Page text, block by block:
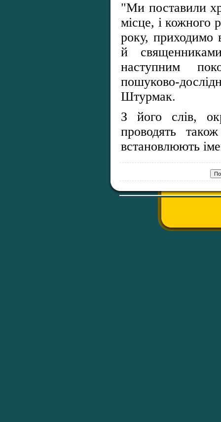
"Ми поставили
місце, і кожного
року, приходимо
й
наступним
пошуково-
Штурмак.
З його слів,
проводять
встановлюють